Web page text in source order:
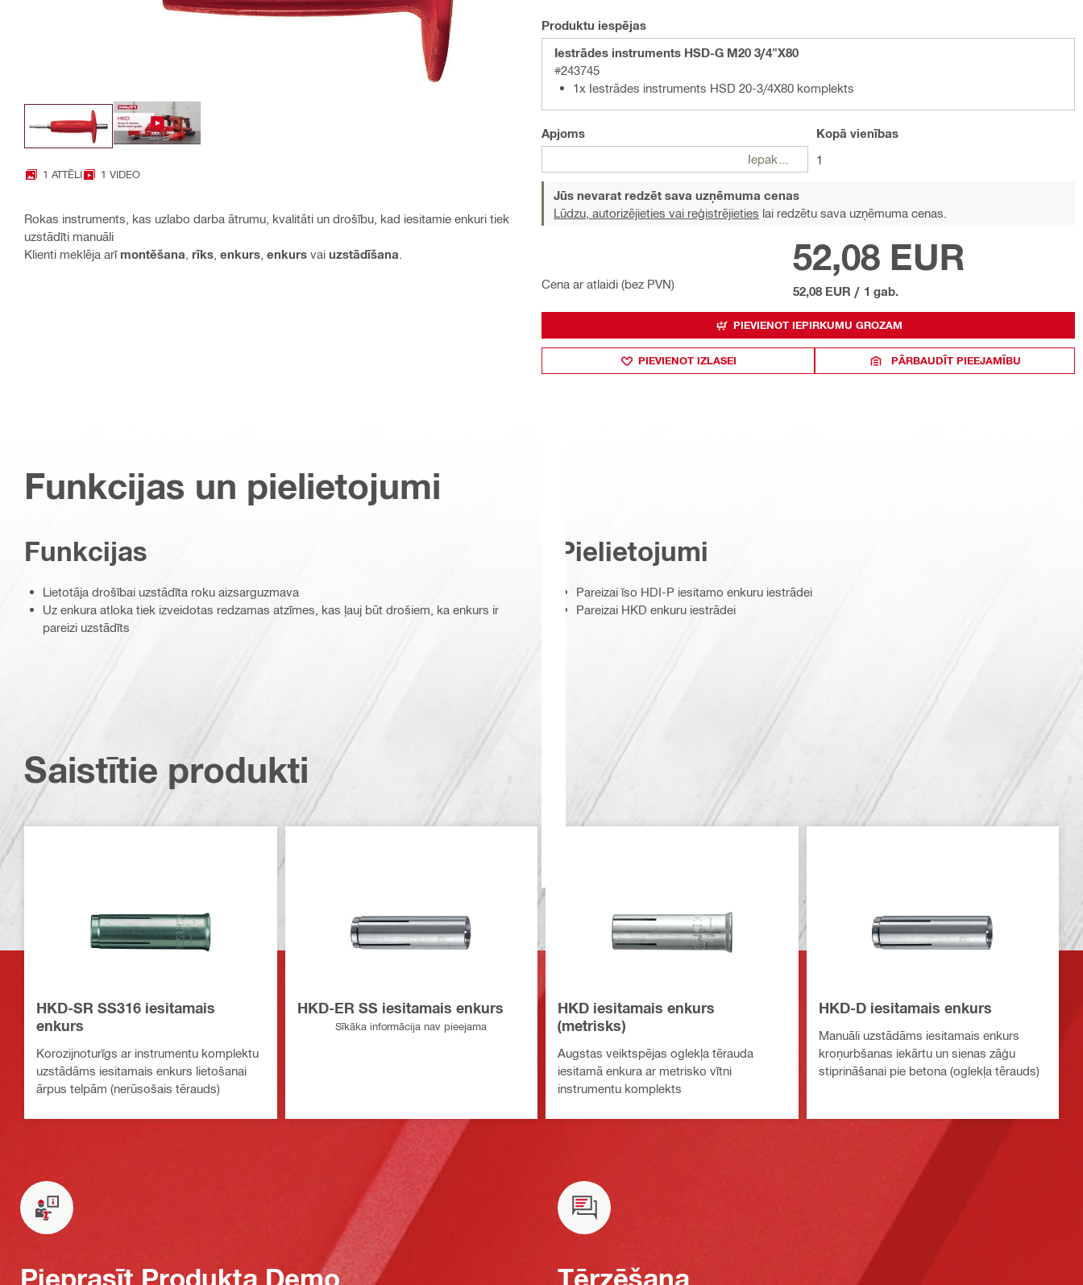
1 ATTĒLI 1 VIDEO
Rokas instruments, kas uzlabo darba ātrumu, kvalitāti un drošību, kad iesitamie enkuri tiek
uzstādīti manuāli
Klienti meklēja arī montēšana rīks enkurs enkurs vai uzstādīšana
Produktu iespējas
Iestrādes instruments HSD-G M20 3/4"X80
#243745
1x Iestrādes instruments HSD 20-3/4X80 komplekts
Apjoms
Iepakojumi
Kopā vienības
1
Jūs nevarat redzēt sava uzņēmuma cenas
Lūdzu, autorizējieties vai reģistrējieties lai redzētu sava uzņēmuma cenas.
Cena ar atlaidi (bez PVN)
52,08 EUR
52,08 EUR / 1 gab.
PIEVIENOT IEPIRKUMU GROZAM
PIEVIENOT IZLASEI PĀRBAUDĪT PIEEJAMĪBU
Funkcijas un pielietojumi
Funkcijas
Lietotāja drošībai uzstādīta roku aizsarguzmava
Uz enkura atloka tiek izveidotas redzamas atzīmes, kas ļauj būt drošiem, ka enkurs ir
pareizi uzstādīts
Pielietojumi
Pareizai īso HDI-P iesitamo enkuru iestrādei
Pareizai HKD enkuru iestrādei
Saistītie produkti
HKD-SR SS316 iesitamais
enkurs
Korozijnoturīgs ar instrumentu komplektu
uzstādāms iesitamais enkurs lietošanai
ārpus telpām (nerūsošais tērauds)
HKD-ER SS iesitamais enkurs
Sīkāka informācija nav pieejama
HKD iesitamais enkurs
(metrisks)
Augstas veiktspējas oglekļa tērauda
iesitamā enkura ar metrisko vītni
instrumentu komplekts
HKD-D iesitamais enkurs
Manuāli uzstādāms iesitamais enkurs
kroņurbšanas iekārtu un sienas zāģu
stiprināšanai pie betona (oglekļa tērauds)
Pieprasīt Produkta Demo Tērzēšana